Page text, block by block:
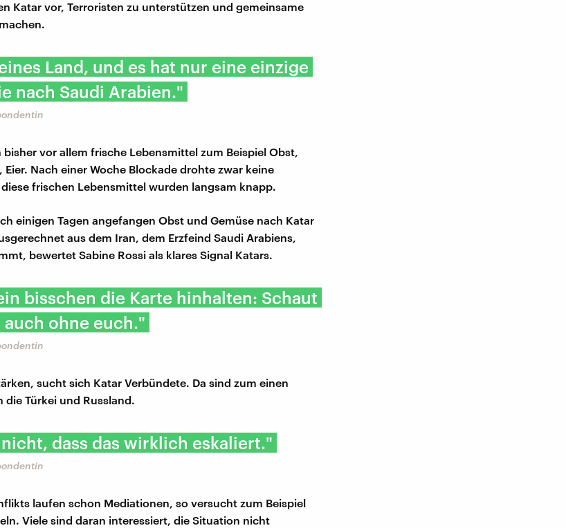
Katar vor, Terroristen zu unterstützen und gemeinsame
Land, und es hat nur eine einzige
nach Saudi Arabien."
bisher vor allem frische Lebensmittel zum Beispiel Obst,
Eier. Nach einer Woche Blockade drohte zwar keine
frischen Lebensmittel wurden langsam knapp.
einigen Tagen angefangen Obst und Gemüse nach Katar
aus dem Iran, dem Erzfeind Saudi Arabiens,
bewertet Sabine Rossi als klares Signal Katars.
bisschen die Karte hinhalten: Schaut
ohne euch."
sucht sich Katar Verbündete. Da sind zum einen
die Türkei und Russland.
dass das wirklich eskaliert."
laufen schon Mediationen, so versucht zum Beispiel
Viele sind daran interessiert, die Situation nicht